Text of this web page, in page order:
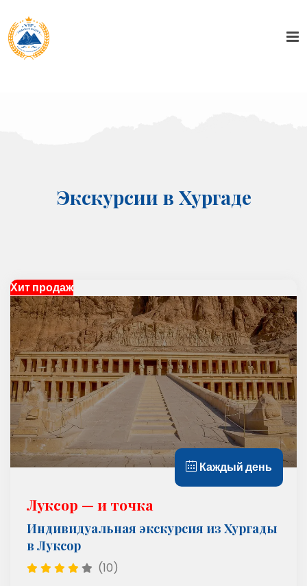
Экскурсии в Хургаде
Хит продаж
Каждый день
Луксор — и точка
Индивидуальная экскурсия из Хургады
в Луксор
(10)